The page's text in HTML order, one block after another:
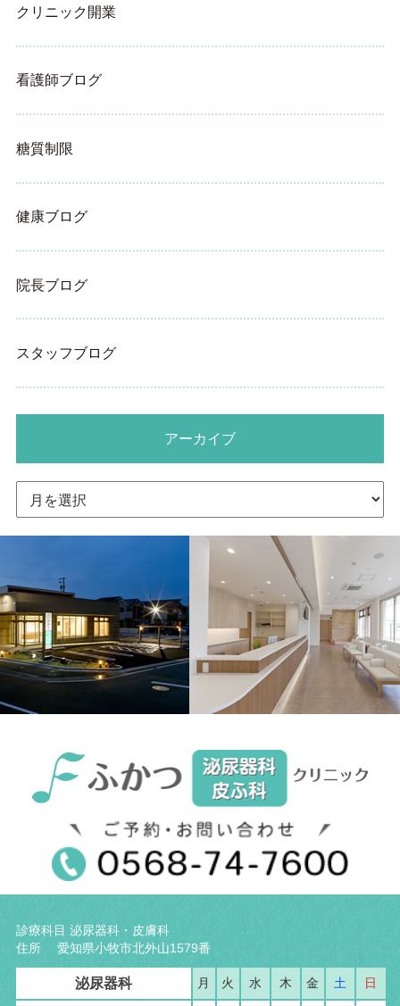
クリニック開業
看護師ブログ
糖質制限
健康ブログ
院長ブログ
スタッフブログ
アーカイブ
カ
イ
診療科目 泌尿器科・皮膚科
住所 愛知県小牧市北外山1579番
泌尿器科 月 火 水 木 金 土 日